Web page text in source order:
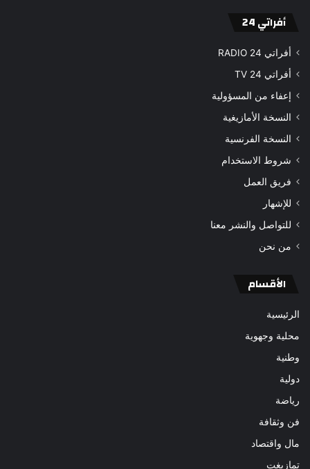
أفراتي 24
أفراتي 24 RADIO
أفراتي 24 TV
إعفاء من المسؤولية
النسخة الأمازيغية
النسخة الفرنسية
شروط الاستخدام
فريق العمل
للإشهار
للتواصل والنشر معنا
من نحن
الأقسام
الرئيسية
محلية وجهوية
وطنية
دولية
رياضة
فن وثقافة
مال واقتصاد
تمازيغت